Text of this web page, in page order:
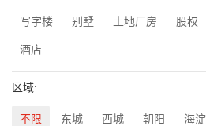
写字楼 别墅 土地厂房 股权
酒店
区域:
不限 东城 西城 朝阳 海淀